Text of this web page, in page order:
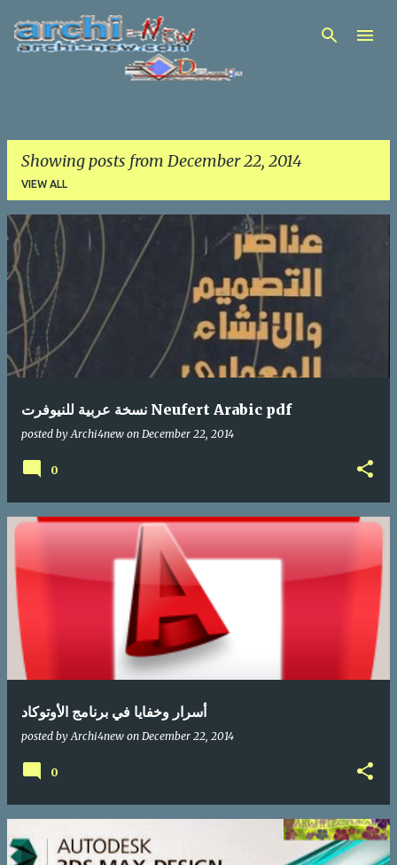
Skip to main content
Showing posts from December 22, 2014
VIEW ALL
P
o
نسخة عربية للنيوفرت Neufert Arabic pdf
posted by Archi4new on December 22, 2014
0
أسرار وخفايا في برنامج الأوتوكاد
posted by Archi4new on December 22, 2014
0